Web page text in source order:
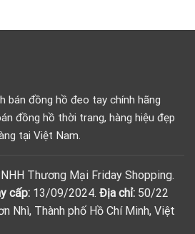
bán đồng hồ đeo tay chính hãng
đồng hồ thời trang, hàng hiệu đẹp
tại Việt Nam.
Thương Mại Friday Shopping.
cấp: 13/09/2024. Địa chỉ: 50/22
Nhì, Thành phố Hồ Chí Minh, Việt